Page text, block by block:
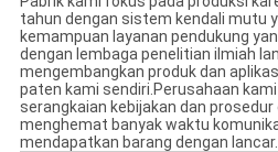
tahun dengan sistem kendali mutu
kemampuan layanan pendukung
dengan lembaga penelitian ilmiah
mengembangkan produk dan
paten kami sendiri.Perusahaan
serangkaian kebijakan dan prosedur
menghemat banyak waktu
mendapatkan barang dengan lancar.